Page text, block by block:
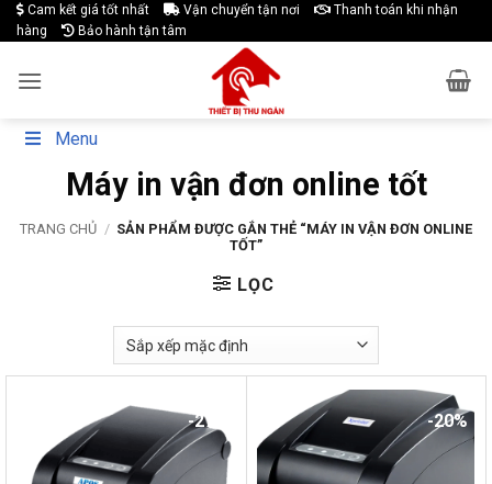
Skip
to
Cam kết giá tốt nhất Vận chuyển tận nơi
Thanh toán khi nhận
hàng
Bảo hành tận tâm
Menu
Máy in vận đơn online tốt
TRANG CHỦ / SẢN PHẨM ĐƯỢC GẮN THẺ “MÁY IN VẬN ĐƠN ONLINE
TỐT”
LỌC
-27% -20%